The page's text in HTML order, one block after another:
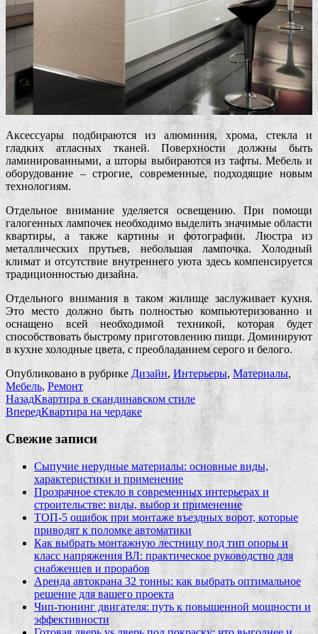
Аксессуары подбираются из алюминия, хрома, стекла и
гладких атласных тканей. Поверхности должны быть
ламинированными, а шторы выбираются из тафты. Мебель и
оборудование – строгие, современные, подходящие новым
технологиям.
Отдельное внимание уделяется освещению. При помощи
галогенных лампочек необходимо выделить значимые области
квартиры, а также картины и фотографии. Люстра из
металлических прутьев, небольшая лампочка. Холодный
климат и отсутствие внутреннего уюта здесь компенсируется
традиционностью дизайна.
Отдельного внимания в таком жилище заслуживает кухня.
Это место должно быть полностью компьютеризованно и
оснащено всей необходимой техникой, которая будет
способствовать быстрому приготовлению пищи. Доминируют
в кухне холодные цвета, с преобладанием серого и белого.
Опубликовано в рубрике Дизайн, Интерьеры, Материалы,
Мебель, Ремонт
НазадКвартира в скандинавском стиле
ВпередКвартира на чердаке
Свежие записи
Сыпучие нерудные материалы: основные виды,
характеристики и применение
Прозрачное стекло в современных интерьерах и
строительстве: виды, выбор и применение
ТОП-5 ошибок при монтаже въездных ворот, которые
приводят к поломке автоматики
Как выбрать монтажную лестницу под тип опоры и
класс напряжения ВЛ: практическое руководство для
снабженцев и прорабов
Аренда автокрана 32 тонны: как выбрать оптимальное
решение для вашего проекта
Чип‑тюнинг двигателя: путь к повышенной мощности и
эффективности